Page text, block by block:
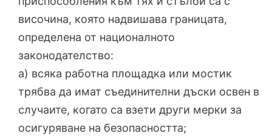
височина, която надвишава границата,
определена от националното
законодателство:
a) всяка работна площадка или мостик
трябва да имат съединителни дъски освен в
случаите, когато са взети други мерки за
осигуряване на безопасността;